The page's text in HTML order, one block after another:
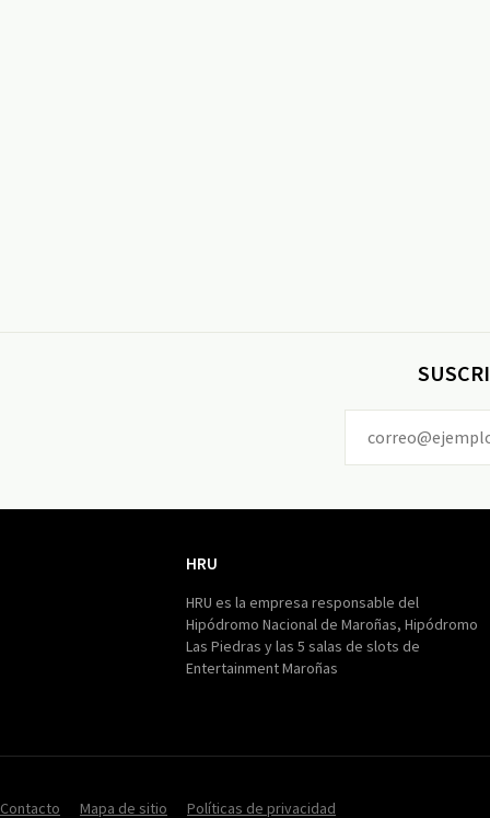
HRU
HRU es la empresa responsable del
Hipódromo Nacional de Maroñas, Hipódromo
Las Piedras y las 5 salas de slots de
Entertainment Maroñas
Contacto Mapa de sitio Políticas de privacidad